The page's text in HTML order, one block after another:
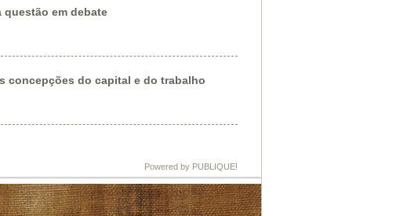
questão em debate
concepções do capital e do trabalho
Powered by PUBLIQUE!